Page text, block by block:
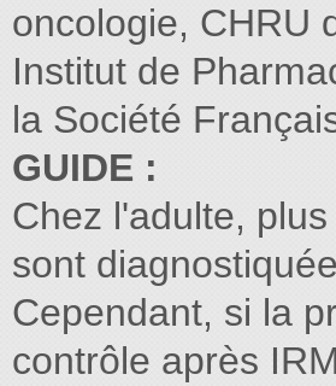
oncologie, CHRU
Institut de
la Société
GUIDE :
Chez l'adulte,
sont
Cependant, si la
contrôle après